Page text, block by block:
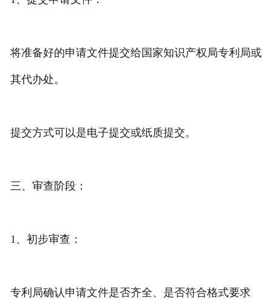
将准备好的申请文件提交给国家知识产权局专利局或
其代办处。
提交方式可以是电子提交或纸质提交。
三、审查阶段：
1、初步审查：
专利局确认申请文件是否齐全、是否符合格式要求